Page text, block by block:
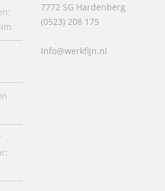
7772 SG Hardenberg
(0523) 208 175
Info@werkfijn.nl